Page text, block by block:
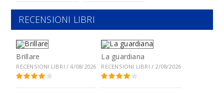
RECENSIONI LIBRI
Brillare
RECENSIONI LIBRI / 4/08/2026
La guardiana
RECENSIONI LIBRI / 2/08/2026